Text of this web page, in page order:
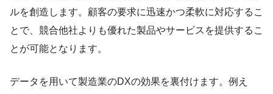
ルを創造します。顧客の要求に迅速かつ柔軟に対応するこ
とで、競合他社よりも優れた製品やサービスを提供するこ
とが可能となります。
データを用いて製造業のDXの効果を裏付けます。例え